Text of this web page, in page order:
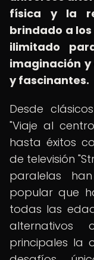
física y la
brindado a
ilimitado
imaginación
y fascinantes.
Desde
"Viaje al
hasta éxitos
de televisión
paralelas
popular que
todas las
alternativos
principales la